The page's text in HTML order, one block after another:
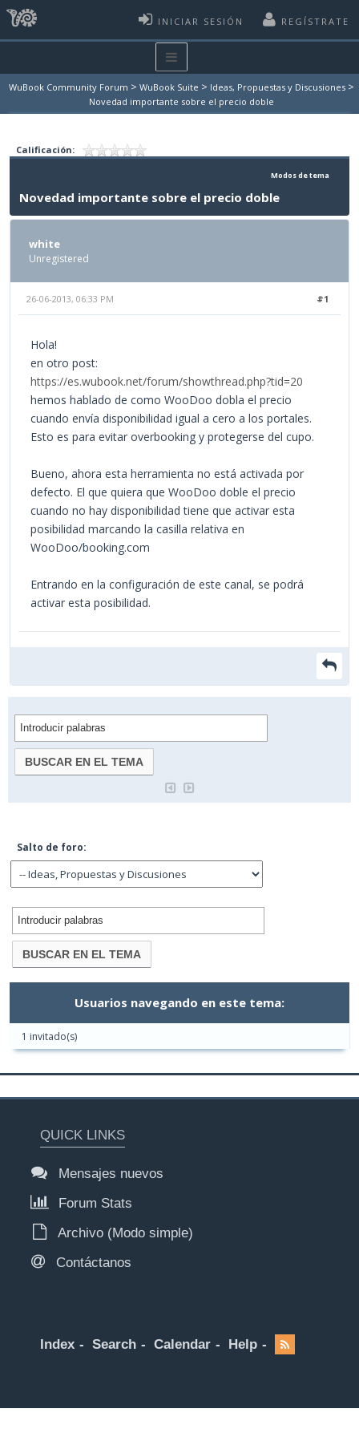
INICIAR SESIÓN REGÍSTRATE
WuBook Community Forum > WuBook Suite > Ideas, Propuestas y Discusiones >
Novedad importante sobre el precio doble
Calificación:
Modos de tema
Novedad importante sobre el precio doble
white
Unregistered
#1
26-06-2013, 06:33 PM
Hola!
en otro post:
https://es.wubook.net/forum/showthread.php?tid=20
hemos hablado de como WooDoo dobla el precio
cuando envía disponibilidad igual a cero a los portales.
Esto es para evitar overbooking y protegerse del cupo.
Bueno, ahora esta herramienta no está activada por
defecto. El que quiera que WooDoo doble el precio
cuando no hay disponibilidad tiene que activar esta
posibilidad marcando la casilla relativa en
WooDoo/booking.com
Entrando en la configuración de este canal, se podrá
activar esta posibilidad.
Salto de foro:
Usuarios navegando en este tema:
1 invitado(s)
QUICK LINKS
Mensajes nuevos
Forum Stats
Archivo (Modo simple)
Contáctanos
Index Search Calendar Help